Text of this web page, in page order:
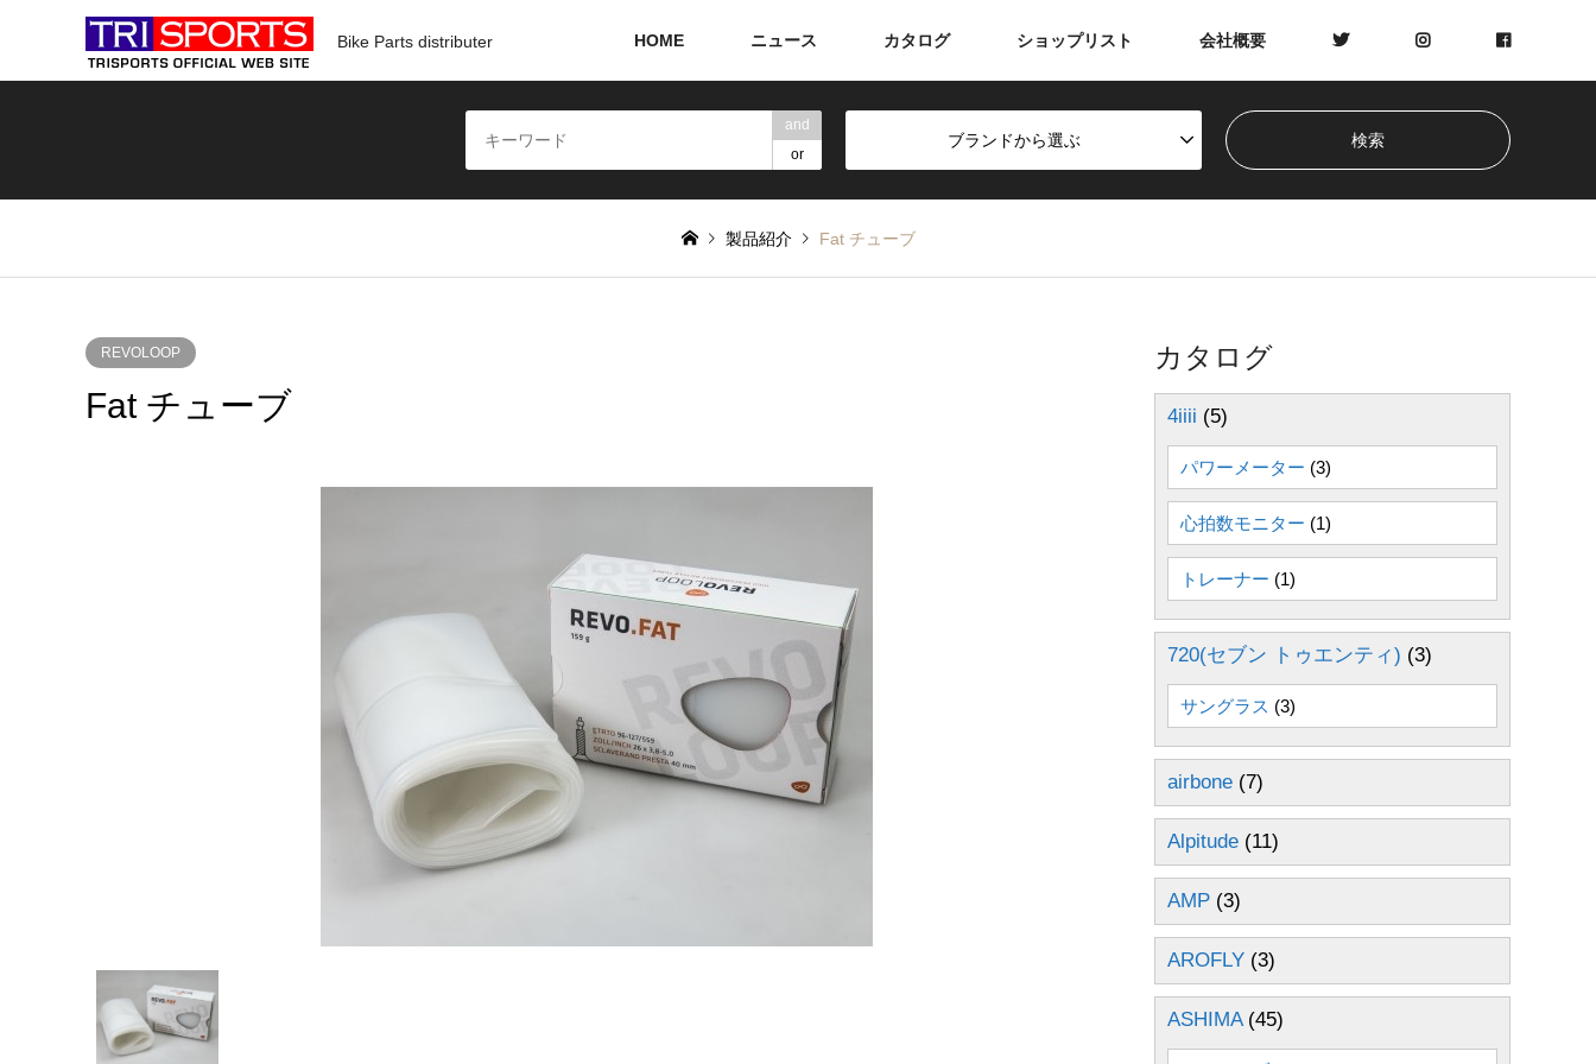
Bike Parts distributer HOME ニュース カタログ ショップリスト 会社概要
and
or
ブランドから選ぶ
製品紹介 Fat チューブ
REVOLOOP
Fat チューブ
カタログ
4iiii (5)
パワーメーター (3)
心拍数モニター (1)
トレーナー (1)
720(セブン トゥエンティ) (3)
サングラス (3)
airbone (7)
Alpitude (11)
AMP (3)
AROFLY (3)
ASHIMA(45)